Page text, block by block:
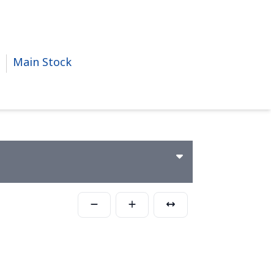
Main Stock